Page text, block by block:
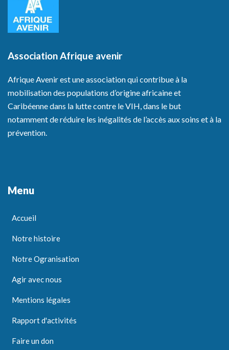
Association Afrique avenir
Afrique Avenir est une association qui contribue à la
mobilisation des populations d’origine africaine et
Caribéenne dans la lutte contre le VIH, dans le but
notamment de réduire les inégalités de l’accès aux soins et à la
prévention.
Menu
Accueil
Notre histoire
Notre Ogranisation
Agir avec nous
Mentions légales
Rapport d'activités
Faire un don